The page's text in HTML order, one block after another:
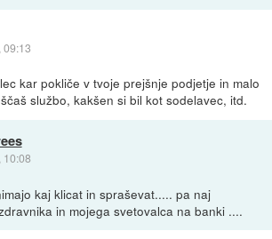
09:13
kar pokliče v tvoje prejšnje podjetje in malo
službo, kakšen si bil kot sodelavec, itd.
10:08
kaj klicat in spraševat..... pa naj
in mojega svetovalca na banki ....